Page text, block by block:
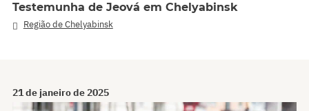
Testemunha de Jeová em Chelyabinsk
Região de Chelyabinsk
21 de janeiro de 2025